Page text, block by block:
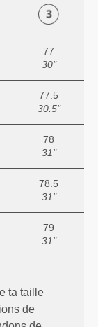
77
30"
77.5
30.5"
78
31"
78.5
31"
79
31"
ta taille
de